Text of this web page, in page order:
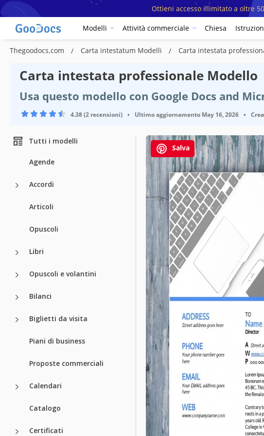
Ottieni accesso illimitato a oltre
Modelli Attività commerciale Chiesa
Thegoodocs.com Carta intestatum Modelli Carta intestata
Carta intestata professionale Modello
Usa questo modello con Google Docs and
4.38 (2 recensioni) • Ultimo aggiornamento May 16, 2026 •
Tutti i modelli
Agende
Accordi
Articoli
Opuscoli
Libri
Opuscoli e volantini
Bilanci
Biglietti da visita
Piani di business
Proposte commerciali
Calendari
Catalogo
Certificati
Salva